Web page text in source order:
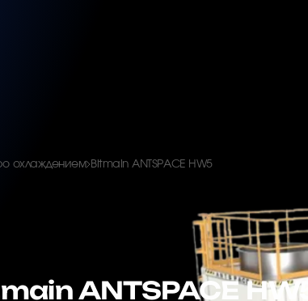
охлаждением Bitmain ANTSPACE HW5
ANTSPACE